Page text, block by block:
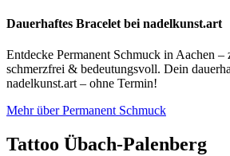
Dauerhaftes Bracelet bei nadelkunst.art
Entdecke Permanent Schmuck in Aachen –
schmerzfrei & bedeutungsvoll. Dein
nadelkunst.art – ohne Termin!
Mehr über Permanent Schmuck
Tattoo Übach-Palenberg